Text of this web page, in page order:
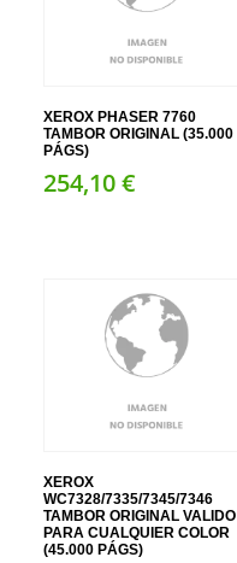
XEROX PHASER 7760
TAMBOR ORIGINAL (35.000
PÁGS)
254,10€
XEROX
WC7328/7335/7345/7346
TAMBOR ORIGINAL VALIDO
PARA CUALQUIER COLOR
(45.000 PÁGS)